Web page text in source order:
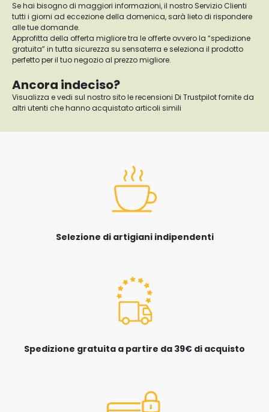
Se hai bisogno di maggiori informazioni, il nostro Servizio Clienti
tutti i giorni ad eccezione della domenica, sarà lieto di rispondere
alle tue domande.
Approfitta della offerta migliore tra le offerte ovvero la “spedizione
gratuita” in tutta sicurezza su sensaterra e seleziona il prodotto
perfetto per il tuo negozio al prezzo migliore.
Ancora indeciso?
Visualizza e vedi sul nostro sito le recensioni Di Trustpilot fornite da
altri utenti che hanno acquistato articoli simili
Selezione di artigiani indipendenti
Spedizione gratuita a partire da 39€ di acquisto